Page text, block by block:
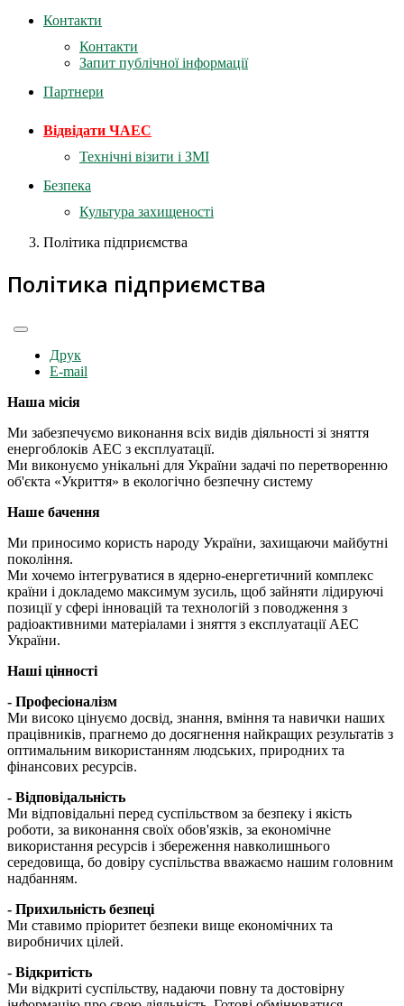
Контакти
Контакти
Запит публічної інформації
Партнери
Відвідати ЧАЕС
Технічні візити і ЗМІ
Безпека
Культура захищеності
Політика підприємства
Політика підприємства
Друк
E-mail
Наша місія
Ми забезпечуємо виконання всіх видів діяльності зі зняття
енергоблоків АЕС з експлуатації.
Ми виконуємо унікальні для України задачі по перетворенню
об'єкта «Укриття» в екологічно безпечну систему
Наше бачення
Ми приносимо користь народу України, захищаючи майбутні
покоління.
Ми хочемо інтегруватися в ядерно-енергетичний комплекс
країни і докладемо максимум зусиль, щоб зайняти лідируючі
позиції у сфері інновацій та технологій з поводження з
радіоактивними матеріалами і зняття з експлуатації АЕС
України.
Наші цінності
- Професіоналізм
Ми високо цінуємо досвід, знання, вміння та навички наших
працівників, прагнемо до досягнення найкращих результатів з
оптимальним використанням людських, природних та
фінансових ресурсів.
- Відповідальність
Ми відповідальні перед суспільством за безпеку і якість
роботи, за виконання своїх обов'язків, за економічне
використання ресурсів і збереження навколишнього
середовища, бо довіру суспільства вважаємо нашим головним
надбанням.
- Прихильність безпеці
Ми ставимо пріоритет безпеки вище економічних та
виробничих цілей.
- Відкритість
Ми відкриті суспільству, надаючи повну та достовірну